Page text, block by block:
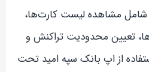
شامل مشاهده لیست کارت‌ها،
تعیین محدودیت تراکنش و
از اپ بانک سپه امید تحت